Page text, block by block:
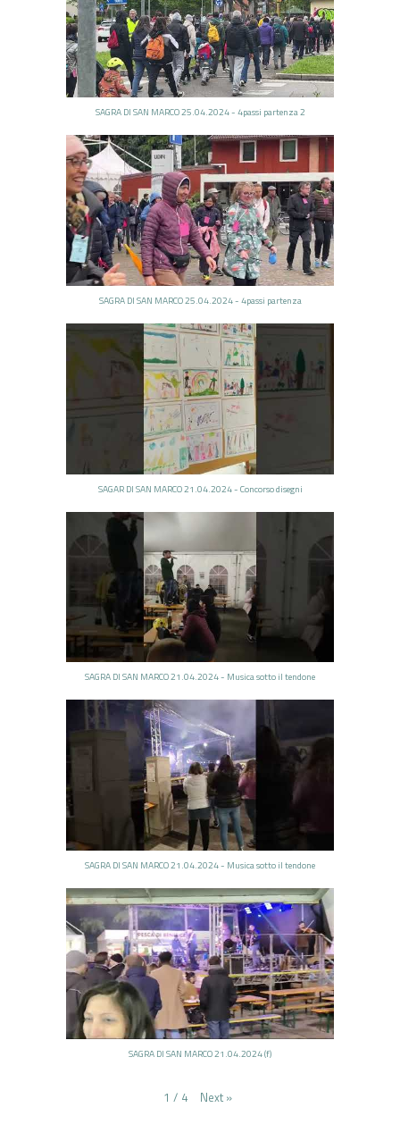
SAGRA DI SAN MARCO 25.04.2024 - 4passi partenza 2
SAGRA DI SAN MARCO 25.04.2024 - 4passi partenza
SAGAR DI SAN MARCO 21.04.2024 - Concorso disegni
SAGRA DI SAN MARCO 21.04.2024 - Musica sotto il tendone
SAGRA DI SAN MARCO 21.04.2024 - Musica sotto il tendone
SAGRA DI SAN MARCO 21.04.2024 (f)
1 / 4 Next »